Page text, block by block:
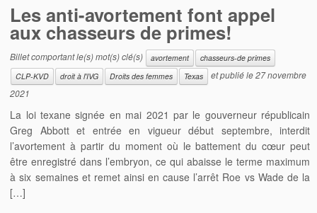
Les anti-avortement font appel
aux chasseurs de primes!
Billet comportant le(s) mot(s) clé(s) avortement
chasseurs-de primes
CLP-KVD
droit à l'IVG Droits des femmes Texas et publié le27 novembre
2021
La loi texane signée en mai 2021 par le gouverneur républicain
Greg Abbott et entrée en vigueur début septembre, interdit
l’avortement à partir du moment où le battement du cœur peut
être enregistré dans l’embryon, ce qui abaisse le terme maximum
à six semaines et remet ainsi en cause l’arrêt Roe vs Wade de la
[…]